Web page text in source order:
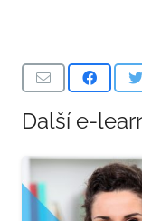
Další e-